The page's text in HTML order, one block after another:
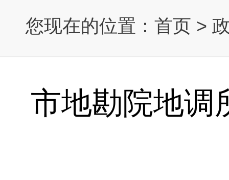
您现在的位置： 首页 >
市地勘院地调